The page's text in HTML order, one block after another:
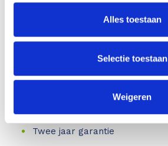
Alles toestaan
Selectie toestaan
Weigeren
Draagtasje en polsband
BLD5079 Steek sonde
2 reservepinnen
Houtkalibratiegrafiek
2 x AA-batterij
Twee jaar garantie